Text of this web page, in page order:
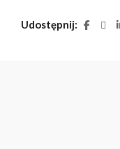
Udostępnij